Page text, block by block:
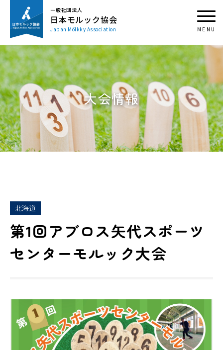
一般社団法人
日本モルック協会
Japan Mölkky Association
大会情報
北海道
第1回アブロス矢代スポーツ
センターモルック大会